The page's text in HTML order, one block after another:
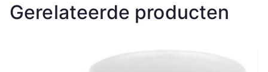
Gerelateerde producten